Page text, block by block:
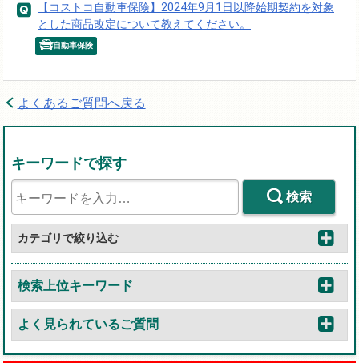
【コストコ自動車保険】2024年9月1日以降始期契約を対象
とした商品改定について教えてください。
自動車保険
よくあるご質問へ戻る
キーワードで探す
検索
カテゴリで絞り込む
検索上位キーワード
よく見られているご質問